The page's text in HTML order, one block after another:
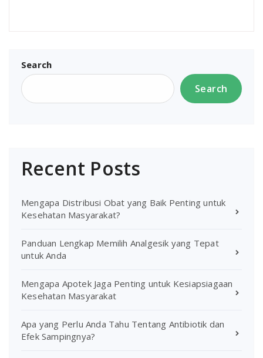
Search
Search
Recent Posts
Mengapa Distribusi Obat yang Baik Penting untuk
Kesehatan Masyarakat?
Panduan Lengkap Memilih Analgesik yang Tepat
untuk Anda
Mengapa Apotek Jaga Penting untuk Kesiapsiagaan
Kesehatan Masyarakat
Apa yang Perlu Anda Tahu Tentang Antibiotik dan
Efek Sampingnya?